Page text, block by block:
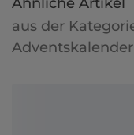
aus der